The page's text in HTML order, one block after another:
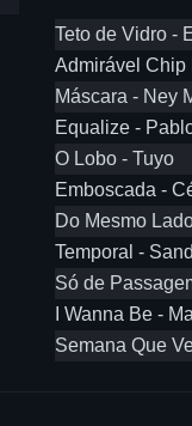
Teto de Vidro -
Admirável Chip
Máscara - Ney
Equalize -
O Lobo - Tuyo
Emboscada -
Do Mesmo
Temporal -
Só de
I Wanna Be -
Semana Que